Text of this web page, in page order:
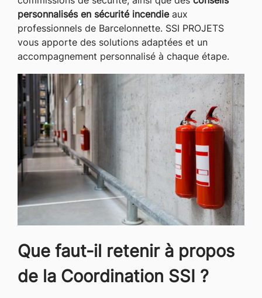
personnalisés en sécurité incendieaux
professionnels de Barcelonnette. SSI PROJETS
vous apporte des solutions adaptées et un
accompagnement personnalisé à chaque étape.
Que faut-il retenir à propos
de la Coordination SSI ?